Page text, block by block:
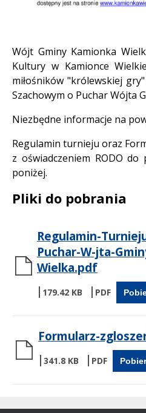
Treść
Wójt Gminy Kamionka
Kultury w Kamionce
miłośników "królewskiej
Szachowym o Puchar Wójta
Niezbędne informacje na
Regulamin turnieju oraz
z oświadczeniem RODO do
poniżej.
Pliki do pobrania
Regulamin-
Puchar-W-jta-
Wielka.pdf
179.42 KB
Formularz-
341.8 KB